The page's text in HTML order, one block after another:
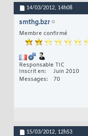
14/03/2012, 14h08
smthg.bzr
Membre confirmé
Responsable TIC
Inscrit en
Juin 2010
Messages
70
15/03/2012, 12h53